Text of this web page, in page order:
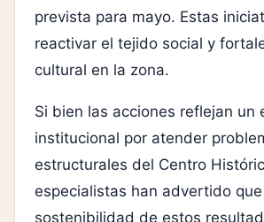
prevista para mayo. Estas
reactivar el tejido social y
cultural en la zona.
Si bien las acciones reflejan un
institucional por atender
estructurales del Centro
especialistas han advertido
sostenibilidad de estos